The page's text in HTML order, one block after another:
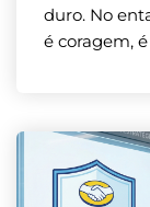
duro. No
é coragem,